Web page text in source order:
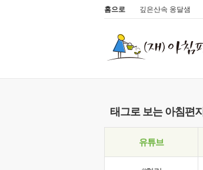
홈으로 깊은산속 옹달샘
태그로 보는 아침편지
유튜브